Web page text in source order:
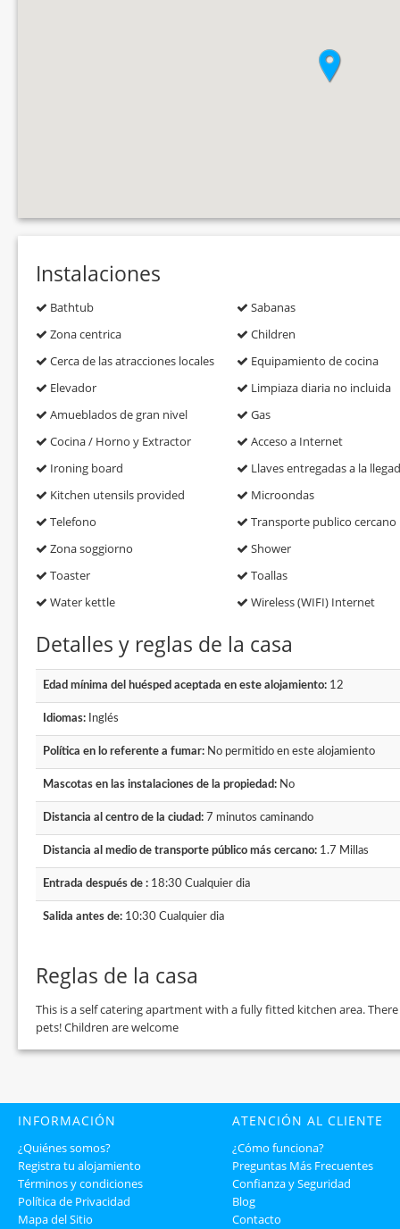
Instalaciones
Bathtub
Sabanas
Zona centrica
Children
Cerca de las atracciones locales
Equipamiento de cocina
Elevador
Limpiaza diaria no incluida
Amueblados de gran nivel
Gas
Cocina / Horno y Extractor
Acceso a Internet
Ironing board
Llaves entregadas a la
Kitchen utensils provided
Microondas
Telefono
Transporte publico cercano
Zona soggiorno
Shower
Toaster
Toallas
Water kettle
Wireless (WIFI) Internet
Detalles y reglas de la casa
Edad mínima del huésped aceptada en este alojamiento: 12
Idiomas: Inglés
Política en lo referente a fumar: No permitido en este alojamiento
Mascotas en las instalaciones de la propiedad: No
Distancia al centro de la ciudad: 7 minutos caminando
Distancia al medio de transporte público más cercano: 1.7 Millas
Entrada después de : 18:30 Cualquier dia
Salida antes de: 10:30 Cualquier dia
Reglas de la casa
This is a self catering apartment with a fully fitted kitchen area.
pets! Children are welcome
INFORMACIÓN
¿Quiénes somos?
Registra tu alojamiento
Términos y condiciones
Política de Privacidad
Mapa del Sitio
ATENCIÓN AL CLIENTE
¿Cómo funciona?
Preguntas Más Frecuentes
Confianza y Seguridad
Blog
Contacto